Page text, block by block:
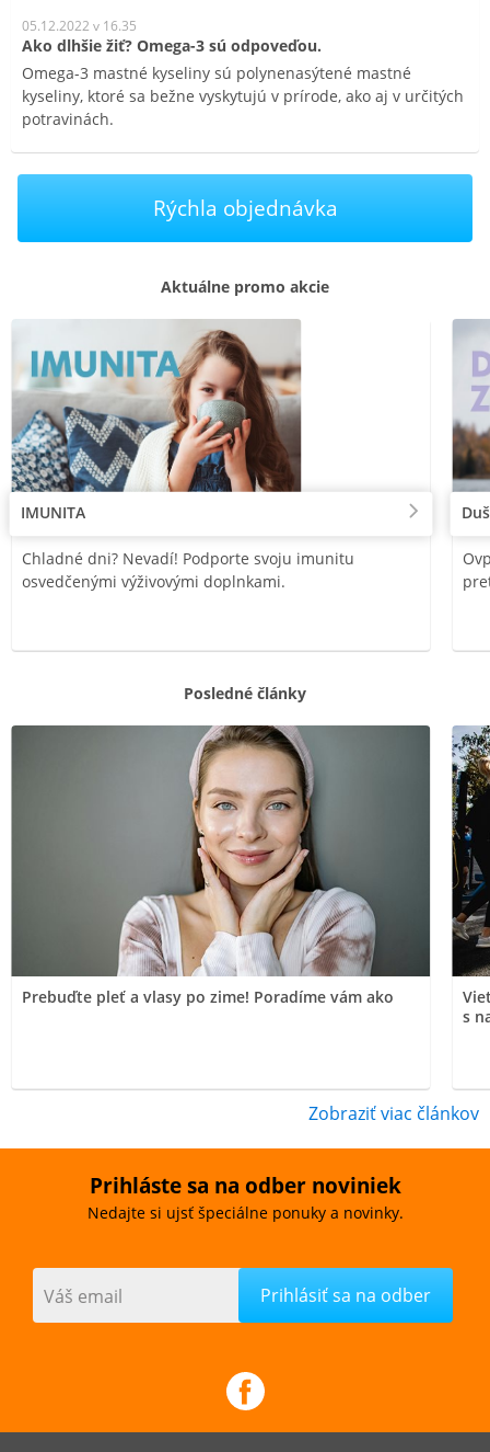
05.12.2022 v 16.35
Ako dlhšie žiť? Omega-3 sú odpoveďou.
Omega-3 mastné kyseliny sú polynenasýtené mastné
kyseliny, ktoré sa bežne vyskytujú v prírode, ako aj v určitých
potravinách.
Rýchla objednávka
Aktuálne promo akcie
IMUNITA
Chladné dni? Nevadí! Podporte svoju imunitu
osvedčenými výživovými doplnkami.
Posledné články
Prebuďte pleť a vlasy po zime! Poradíme vám ako
s
Zobraziť viac článkov
Prihláste sa na odber noviniek
Nedajte si ujsť špeciálne ponuky a novinky.
Váš email